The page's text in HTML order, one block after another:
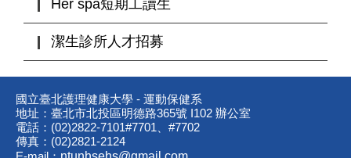
Her spa短期工讀生
潔生診所人才招募
國立臺北護理健康大學 - 運動保健系
地址：臺北市北投區明德路365號 I102 辦公室
電話：(02)2822-7101#7701、#7702
傳真：(02)2821-2124